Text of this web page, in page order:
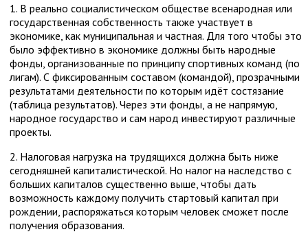
1. В реально социалистическом обществе всенародная или
государственная собственность также участвует в
экономике, как муниципальная и частная. Для того чтобы это
было эффективно в экономике должны быть народные
фонды, организованные по принципу спортивных команд (по
лигам). С фиксированным составом (командой), прозрачными
результатами деятельности по которым идёт состязание
(таблица результатов). Через эти фонды, а не напрямую,
народное государство и сам народ инвестируют различные
проекты.
2. Налоговая нагрузка на трудящихся должна быть ниже
сегодняшней капиталистической. Но налог на наследство с
больших капиталов существенно выше, чтобы дать
возможность каждому получить стартовый капитал при
рождении, распоряжаться которым человек сможет после
получения образования.